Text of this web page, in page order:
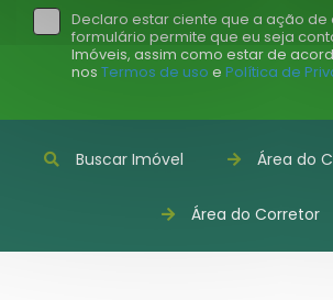
Declaro estar ciente que a ação de
formulário permite que eu seja
Imóveis, assim como estar de
nos Termos de uso e Política de
Buscar Imóvel Área do
Área do Corretor